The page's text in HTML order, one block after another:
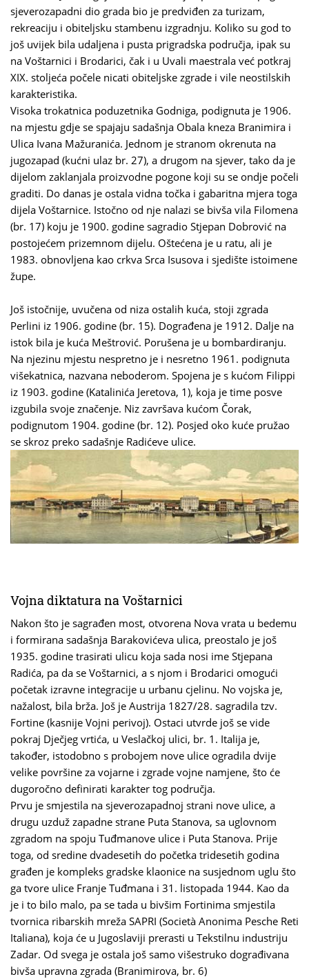
sjeverozapadni dio grada bio je predviđen za turizam,
rekreaciju i obiteljsku stambenu izgradnju. Koliko su god to
još uvijek bila udaljena i pusta prigradska područja, ipak su
na Voštarnici i Brodarici, čak i u Uvali maestrala već potkraj
XIX. stoljeća počele nicati obiteljske zgrade i vile neostilskih
karakteristika.
Visoka trokatnica poduzetnika Godniga, podignuta je 1906.
na mjestu gdje se spajaju sadašnja Obala kneza Branimira i
Ulica Ivana Mažuranića. Jednom je stranom okrenuta na
jugozapad (kućni ulaz br. 27), a drugom na sjever, tako da je
dijelom zaklanjala proizvodne pogone koji su se ondje počeli
graditi. Do danas je ostala vidna točka i gabaritna mjera toga
dijela Voštarnice. Istočno od nje nalazi se bivša vila Filomena
(br. 17) koju je 1900. godine sagradio Stjepan Dobrović na
postojećem prizemnom dijelu. Oštećena je u ratu, ali je
1983. obnovljena kao crkva Srca Isusova i sjedište istoimene
župe.
Još istočnije, uvučena od niza ostalih kuća, stoji zgrada
Perlini iz 1906. godine (br. 15). Dograđena je 1912. Dalje na
istok bila je kuća Meštrović. Porušena je u bombardiranju.
Na njezinu mjestu nespretno je i nesretno 1961. podignuta
višekatnica, nazvana neboderom. Spojena je s kućom Filippi
iz 1903. godine (Katalinića Jeretova, 1), koja je time posve
izgubila svoje značenje. Niz završava kućom Čorak,
podignutom 1904. godine (br. 12). Posjed oko kuće pružao
se skroz preko sadašnje Radićeve ulice.
Vojna diktatura na Voštarnici
Nakon što je sagrađen most, otvorena Nova vrata u bedemu
i formirana sadašnja Barakovićeva ulica, preostalo je još
1935. godine trasirati ulicu koja sada nosi ime Stjepana
Radića, pa da se Voštarnici, a s njom i Brodarici omogući
početak izravne integracije u urbanu cjelinu. No vojska je,
nažalost, bila brža. Još je Austrija 1827/28. sagradila tzv.
Fortine (kasnije Vojni perivoj). Ostaci utvrde još se vide
pokraj Dječjeg vrtića, u Veslačkoj ulici, br. 1. Italija je,
također, istodobno s probojem nove ulice ogradila dvije
velike površine za vojarne i zgrade vojne namjene, što će
dugoročno definirati karakter tog područja.
Prvu je smjestila na sjeverozapadnoj strani nove ulice, a
drugu uzduž zapadne strane Puta Stanova, sa uglovnom
zgradom na spoju Tuđmanove ulice i Puta Stanova. Prije
toga, od sredine dvadesetih do početka tridesetih godina
građen je kompleks gradske klaonice na susjednom uglu što
ga tvore ulice Franje Tuđmana i 31. listopada 1944. Kao da
je i to bilo malo, pa se tada u bivšim Fortinima smjestila
tvornica ribarskih mreža SAPRI (Società Anonima Pesche Reti
Italiana), koja će u Jugoslaviji prerasti u Tekstilnu industriju
Zadar. Od svega je ostala još samo višestruko dograđivana
bivša upravna zgrada (Branimirova, br. 6)